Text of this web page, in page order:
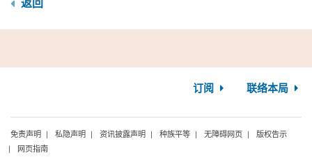
返回
订阅 联络本局
免责声明 私隐声明 资讯披露声明 种族平等 无障碍网页
版权告示
网页指南